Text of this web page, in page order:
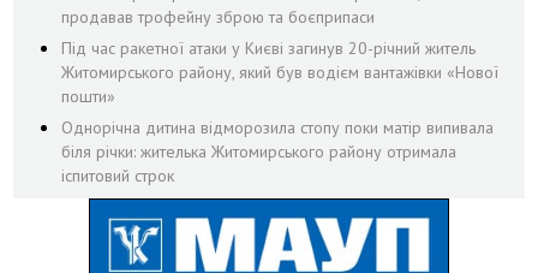
продавав трофейну зброю та боєприпаси
Під час ракетної атаки у Києві загинув 20-річний житель
Житомирського району, який був водієм вантажівки «Нової
пошти»
Однорічна дитина відморозила стопу поки матір випивала
біля річки: жителька Житомирського району отримала
іспитовий строк